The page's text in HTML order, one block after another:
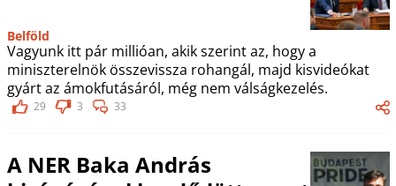
Belföld
Vagyunk itt pár millióan, akik szerint az, hogy a
miniszterelnök összevissza rohangál, majd kisvideókat
gyárt az ámokfutásáról, még nem válságkezelés.
29 3 33
A NER Baka András